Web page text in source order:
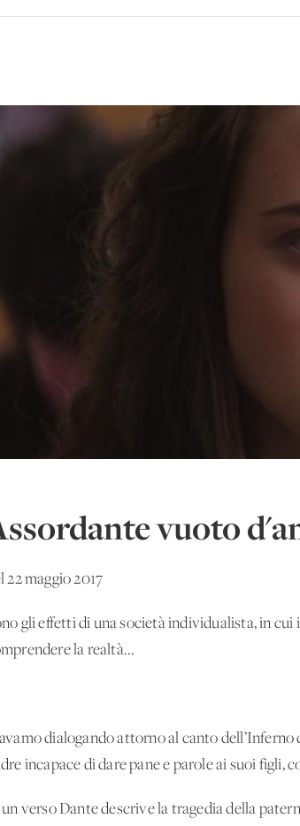
vuoto
22 maggio 2017
gli effetti di una società individualista, in
la realtà...
dialogando attorno al canto
incapace di dare pane e parole ai suoi figli,
verso Dante descrive la tragedia della